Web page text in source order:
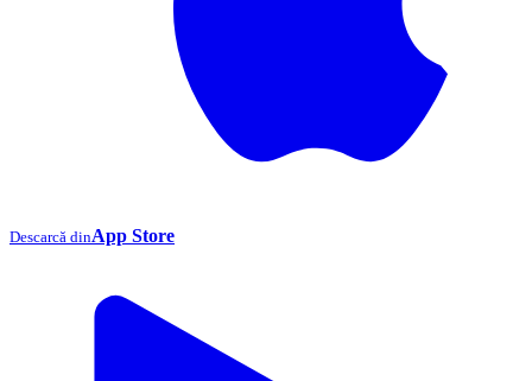
Descarcă dinApp Store